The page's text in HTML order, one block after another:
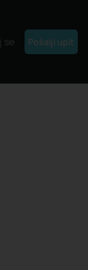
se Pošalji upit